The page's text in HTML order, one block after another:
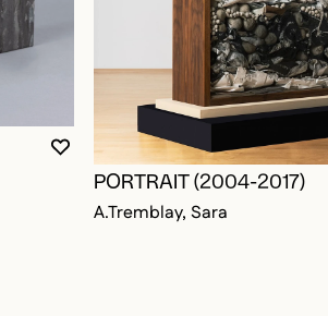
VOUS DEVEZ ÊTRE CONNECTÉ
FERMER LA MODALE
OUVRIR LA MODALE
PORTRAIT (2004-2017)
A.Tremblay, Sara